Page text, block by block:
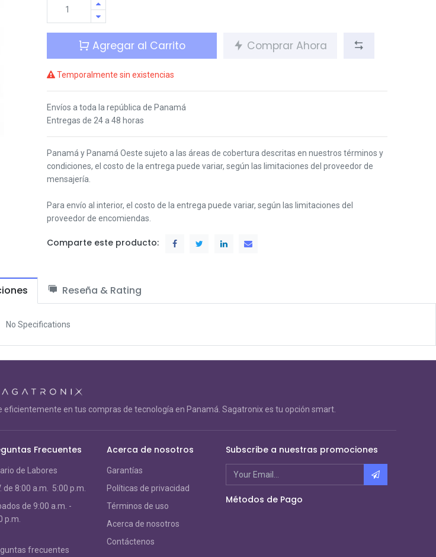
Agregar al Carrito Comprar Ahora
Temporalmente sin existencias
Envíos a toda la república de Panamá
Entregas de 24 a 48 horas
Panamá y Panamá Oeste sujeto a las áreas de cobertura descritas en nuestros términos y
condiciones, el costo de la entrega puede variar, según las limitaciones del proveedor de
mensajería.
Para envío al interior, el costo de la entrega puede variar, según las limitaciones del
proveedor de encomiendas.
Comparte este producto:
Reseña & Rating
No Specifications
en tus compras de tecnología en Panamá. Sagatronix es tu opción smart.
Frecuentes
de Labores
de 8:00 a.m. 5:00 p.m.
de 9:00 a.m. -
p.m.
frecuentes
Acerca de nosotros
Garantías
Políticas de privacidad
Términos de uso
Acerca de nosotros
Contáctenos
Subscribe a nuestras promociones
Métodos de Pago